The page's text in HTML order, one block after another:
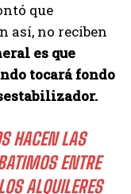
que
así, no reciben
es que
tocará fondo
HACEN LAS
ENTRE
ALQUILERES